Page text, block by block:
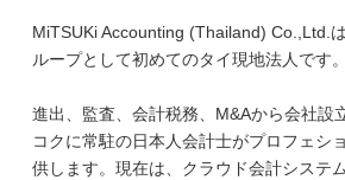
MiTSUKi Accounting (Thailand) Co.,Ltd.
ループとして初めてのタイ現地法人です。
進出、監査、会計税務、M&Aから会社設
コクに常駐の日本人会計士がプロフェシ
供します。現在は、クラウド会計システ